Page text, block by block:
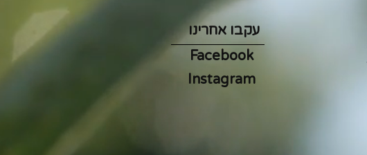
עקבו אחרינו
Facebook
Instagram